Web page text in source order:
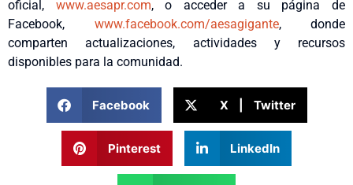
oficial, www.aesapr.com, o acceder a su página de
Facebook, www.facebook.com/aesagigante, donde
comparten actualizaciones, actividades y recursos
disponibles para la comunidad.
Facebook X | Twitter
Pinterest LinkedIn